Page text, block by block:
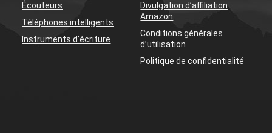
Écouteurs
Téléphones intelligents
Instruments d’écriture
Divulgation d’affiliation
Amazon
Conditions générales
d’utilisation
Politique de confidentialité